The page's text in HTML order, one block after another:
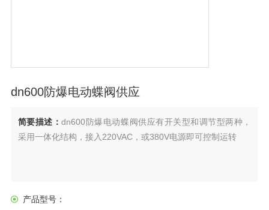
dn600防爆电动蝶阀供应
简要描述：dn600防爆电动蝶阀供应有开关型和调节型两种，
采用一体化结构，接入220VAC，或380V电源即可控制运转
产品型号：